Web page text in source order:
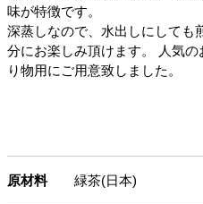
味が特徴です。
深蒸しなので、水出しにしても
分にお楽しみ頂けます。 人気
り物用にご用意致しました。
原材料 緑茶(日本)